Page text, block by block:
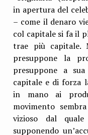
in apertura del
– come il denaro
col capitale si fa il
trae più capitale.
presuppone la
presuppone a
capitale e di forza
in mano ai
movimento
vizioso dal
supponendo